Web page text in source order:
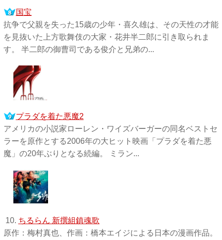
国宝
抗争で父親を失った15歳の少年・喜久雄は、その天性の才能
を見抜いた上方歌舞伎の大家・花井半二郎に引き取られま
す。 半二郎の御曹司である俊介と兄弟の...
プラダを着た悪魔2
アメリカの小説家ローレン・ワイズバーガーの同名ベストセ
ラーを原作とする2006年の大ヒット映画「プラダを着た悪
魔」の20年ぶりとなる続編。 ミラン...
10. ちるらん 新撰組鎮魂歌
原作：梅村真也、作画：橋本エイジによる日本の漫画作品。